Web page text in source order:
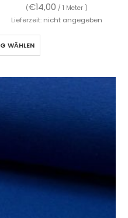
(€14,00 / 1 Meter )
Lieferzeit: nicht angegeben
WÄHLEN